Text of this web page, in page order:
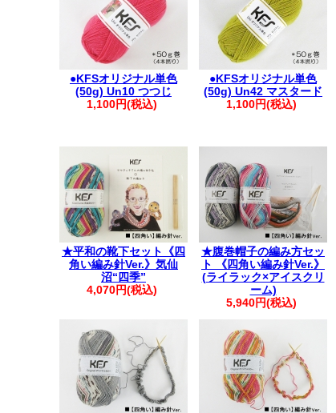
●KFSオリジナル単色
(50g) Un10 つつじ
1,100円(税込)
●KFSオリジナル単色
(50g) Un42 マスタード
1,100円(税込)
★平和の靴下セット《四
角い編み針Ver.》気仙
沼“四季”
4,070円(税込)
★腹巻帽子の編み方セッ
ト 《四角い編み針Ver.》
(ライラック×アイスクリ
ーム)
5,940円(税込)